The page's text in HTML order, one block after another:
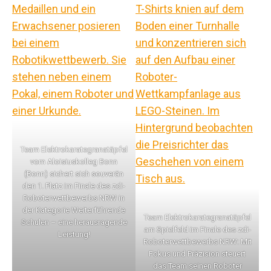
Team Elektrokarategranatäpfel
vom Aloisiuskolleg Bonn
(Bonn) sichert sich souverän
den 1. Platz im Finale des zdi-
Roboterwettbewerbs NRW in
der Kategorie Weiterführende
Schulen – eine herausragende
Leistung!
Team Elektrokarategranatäpfel
am Spielfeld im Finale des zdi-
Roboterwettbewerbs NRW: Mit
Fokus und Präzision steuert
das Team seinen Roboter